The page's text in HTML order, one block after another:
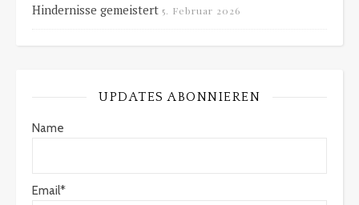
Hindernisse gemeistert 5. Februar 2026
UPDATES ABONNIEREN
Name
Email*